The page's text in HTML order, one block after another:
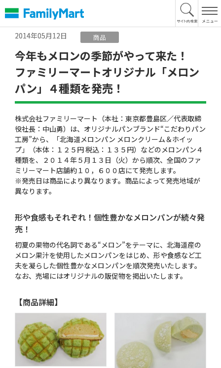
文
へ
2014年05月12日
商品
今年もメロンの季節がやって来た！
ファミリーマートオリジナル「メロン
パン」４種類を発売！
株式会社ファミリーマート（本社：東京都豊島区／代表取締
役社長：中山勇）は、オリジナルパンブランド“こだわりパン
工房”から、「北海道メロンパン メロンクリーム＆ホイッ
プ」（本体：１２５円 税込：１３５円）などのメロンパン４
種類を、２０１４年５月１３日（火）から順次、全国のファ
ミリーマート店舗約１０，６００店にて発売します。
※発売日は商品により異なります。商品によって発売地域が
異なります。
形や食感もそれぞれ！個性豊かなメロンパンが続々発
売！
初夏の果物の代名詞である“メロン”をテーマに、北海道産の
メロン果汁を使用したメロンパンをはじめ、形や食感など工
夫を凝らした個性豊かなメロンパンを順次発売いたします。
なお、売場にはオリジナルの販促物を掲出いたします。
【商品詳細】